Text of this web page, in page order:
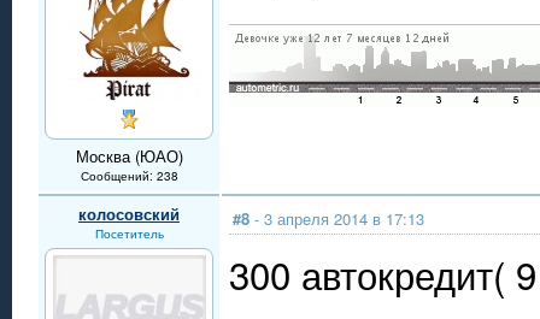
Москва (ЮАО)
Сообщений: 238
колосовский
Посетитель
#8 - 3 апреля 2014 в 17:13
300 автокредит(